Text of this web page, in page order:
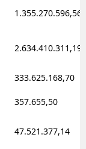
1.355.270.596,56
2.634.410.311,19
333.625.168,70
357.655,50
47.521.377,14